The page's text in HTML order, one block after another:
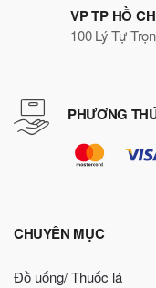
VP TP HỒ
100 Lý Tự
PHƯƠNG
CHUYÊN MỤC
Đồ uống/ Thuốc lá